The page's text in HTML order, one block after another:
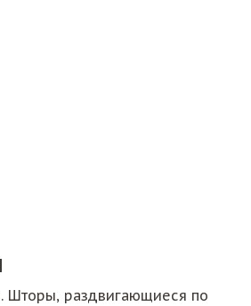
Шторы, раздвигающиеся по